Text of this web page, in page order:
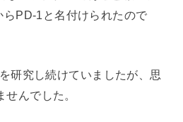
PD-1と名付けられたので
研究し続けていましたが、思
んでした。